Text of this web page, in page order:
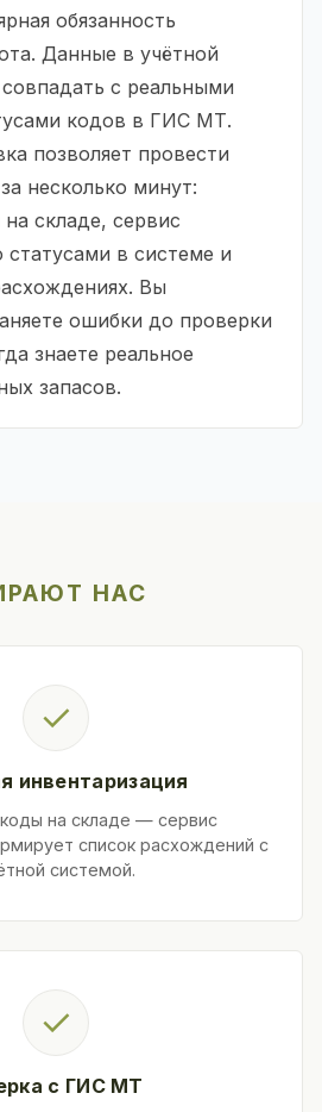
обязанность
Данные в учётной
с реальными
кодов в ГИС МТ.
позволяет провести
несколько минут:
складе, сервис
статусами в системе и
Вы
ошибки до проверки
знаете реальное
запасов.
НАС
✓
инвентаризация
на складе — сервис
список расхождений с
системой.
✓
с ГИС МТ